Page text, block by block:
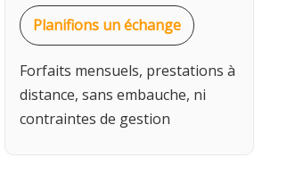
Planifions un échange
Forfaits mensuels, prestations à
distance, sans embauche, ni
contraintes de gestion